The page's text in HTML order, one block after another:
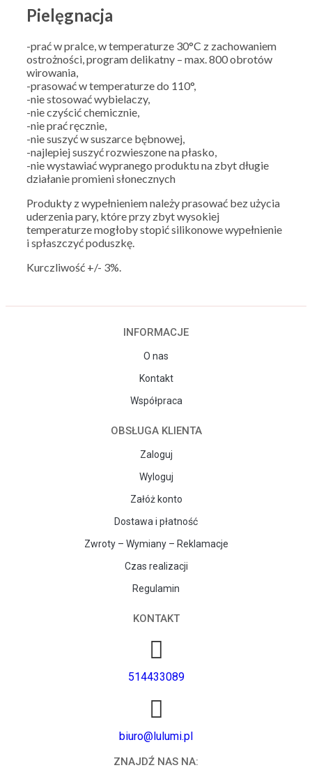
Pielęgnacja
-prać w pralce, w temperaturze 30°C z zachowaniem
ostrożności, program delikatny – max. 800 obrotów
wirowania,
-prasować w temperaturze do 110°,
-nie stosować wybielaczy,
-nie czyścić chemicznie,
-nie prać ręcznie,
-nie suszyć w suszarce bębnowej,
-najlepiej suszyć rozwieszone na płasko,
-nie wystawiać wypranego produktu na zbyt długie
działanie promieni słonecznych
Produkty z wypełnieniem należy prasować bez użycia
uderzenia pary, które przy zbyt wysokiej
temperaturze mogłoby stopić silikonowe wypełnienie
i spłaszczyć poduszkę.
Kurczliwość +/- 3%.
INFORMACJE
O nas
Kontakt
Współpraca
OBSŁUGA KLIENTA
Zaloguj
Wyloguj
Załóż konto
Dostawa i płatność
Zwroty – Wymiany – Reklamacje
Czas realizacji
Regulamin
KONTAKT
514433089
biuro@lulumi.pl
ZNAJDŹ NAS NA: